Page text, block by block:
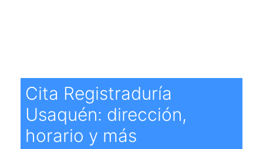
Cita Registraduría
Usaquén: dirección,
horario y más